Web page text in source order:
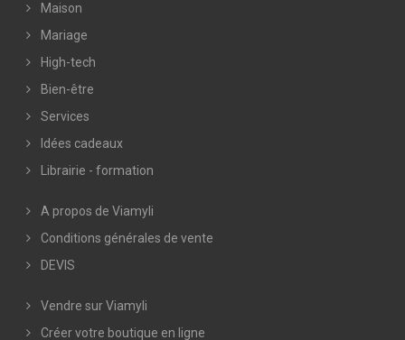
Maison
Mariage
High-tech
Bien-être
Services
Idées cadeaux
Librairie - formation
A propos de Viamyli
Conditions générales de vente
DEVIS
Vendre sur Viamyli
Créer votre boutique en ligne